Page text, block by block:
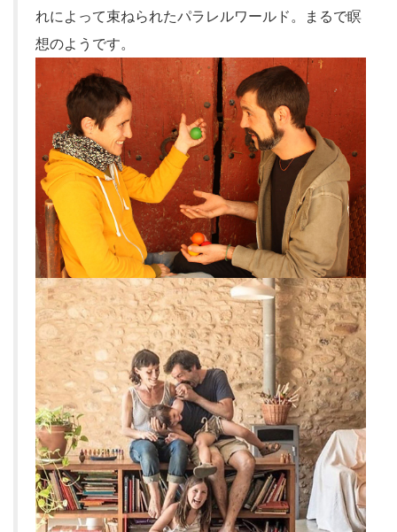
れによって束ねられたパラレルワールド。まるで瞑
想のようです。